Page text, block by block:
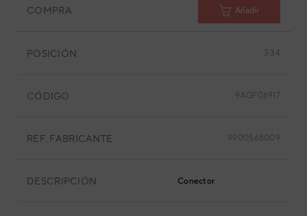
COMPRA Añadir
POSICIÓN 3.34
CÓDIGO 9AGF06917
REF. FABRICANTE 9900568009
DESCRIPCIÓN Conector